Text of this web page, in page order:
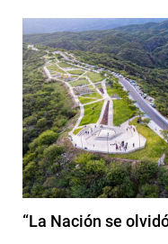
“La Nación se